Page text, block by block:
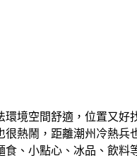
境空間舒適，位置又好
熱鬧，距離潮州冷熱兵
、小點心、冰品、飲料